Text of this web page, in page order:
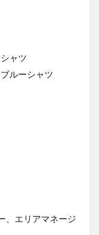
ャツ
ルーシャツ
、エリアマネージ